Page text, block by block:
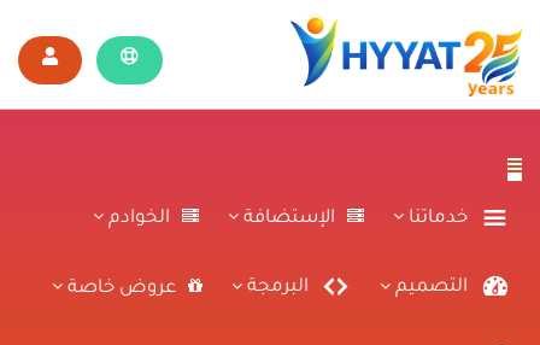
خدماتنا الإستضافة الخوادم
التصميم البرمجة عروض خاصة